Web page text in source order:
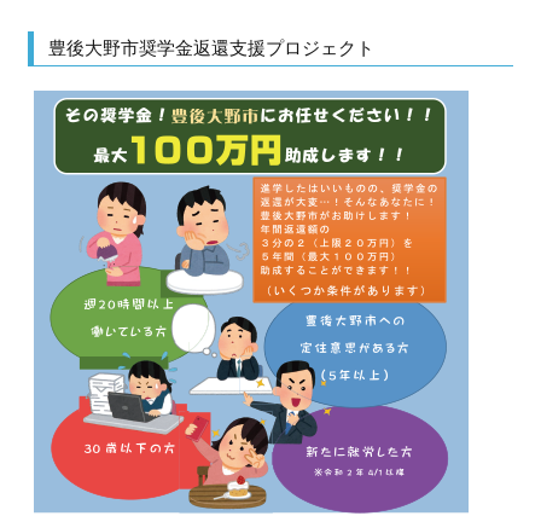
豊後大野市奨学金返還支援プロジェクト